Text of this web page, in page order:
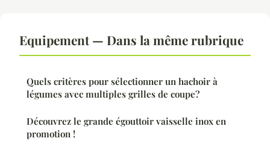
Equipement — Dans la même rubrique
Quels critères pour sélectionner un hachoir à
légumes avec multiples grilles de coupe?
Découvrez le grande égouttoir vaisselle inox en
promotion !